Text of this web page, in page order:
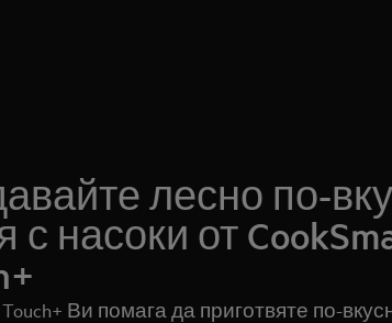
лесно по-
с насоки от
Touch+ Ви помага да приготвяте по-